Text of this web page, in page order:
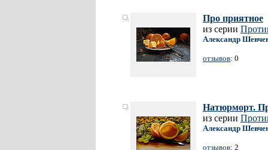
Про приятное
из серии
Александр
отзывов: 0
Натюрморт.
из серии
Александр
отзывов: 2